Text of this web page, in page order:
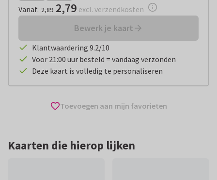
Vanaf: 2,89 2,79 excl. verzendkosten
Bewerk je kaart
Klantwaardering 9.2/10
Voor 21:00 uur besteld = vandaag verzonden
Deze kaart is volledig te personaliseren
Toevoegen aan mijn favorieten
Kaarten die hierop lijken